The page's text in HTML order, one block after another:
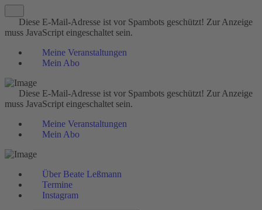
Diese E-Mail-Adresse ist vor Spambots geschützt! Zur Anzeige
muss JavaScript eingeschaltet sein.
Meine Veranstaltungen
Mein Abo
Diese E-Mail-Adresse ist vor Spambots geschützt! Zur Anzeige
muss JavaScript eingeschaltet sein.
Meine Veranstaltungen
Mein Abo
Über Beate Leßmann
Termine
Instagram